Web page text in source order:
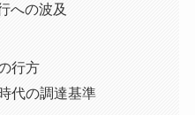
への波及
行方
代の調達基準